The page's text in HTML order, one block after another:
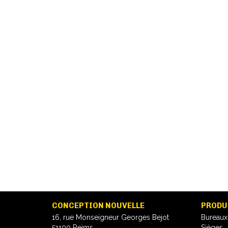
CONCEPTION NOUVELLE
16, rue Monseigneur Georges Bejot
Bureaux